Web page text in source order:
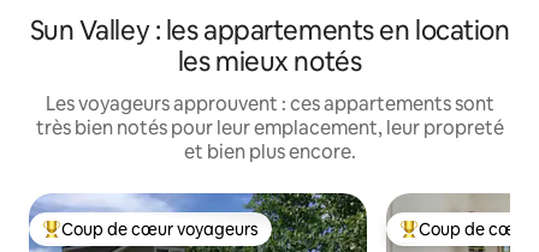
Sun Valley : les appartements en location
les mieux notés
Les voyageurs approuvent : ces appartements sont
très bien notés pour leur emplacement, leur propreté
et bien plus encore.
Coups de cœur voyageurs les plus appréciés
Coup de cœur voyageurs Coups de cœur
Coup de cœur